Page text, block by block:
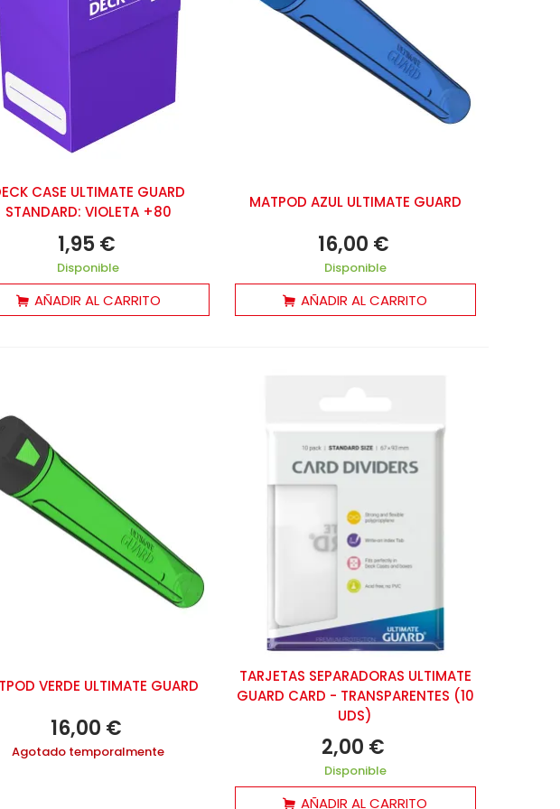
CASE ULTIMATE GUARD
STANDARD: VIOLETA +80
1,95 €
Disponible
AÑADIR AL CARRITO
MATPOD AZUL ULTIMATE GUARD
16,00 €
Disponible
AÑADIR AL CARRITO
VERDE ULTIMATE GUARD
16,00 €
Agotado temporalmente
TARJETAS SEPARADORAS ULTIMATE
GUARD CARD - TRANSPARENTES (10
UDS)
2,00 €
Disponible
AÑADIR AL CARRITO